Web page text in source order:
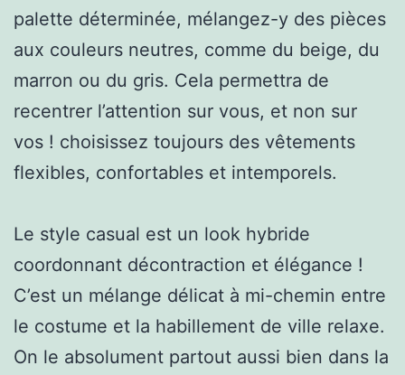
palette déterminée, mélangez-y des pièces
aux couleurs neutres, comme du beige, du
marron ou du gris. Cela permettra de
recentrer l’attention sur vous, et non sur
vos ! choisissez toujours des vêtements
flexibles, confortables et intemporels.
Le style casual est un look hybride
coordonnant décontraction et élégance !
C’est un mélange délicat à mi-chemin entre
le costume et la habillement de ville relaxe.
On le absolument partout aussi bien dans la